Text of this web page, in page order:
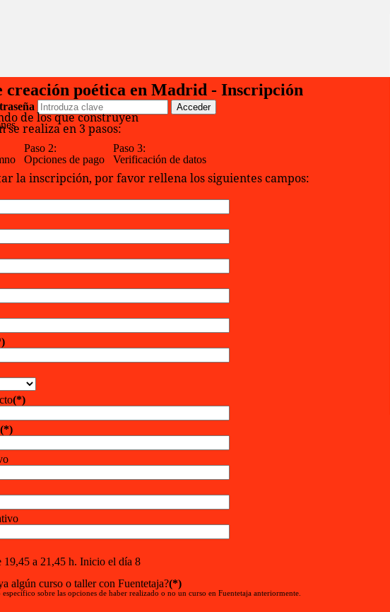
Acceder
creación poética en Madrid - Inscripción
de los que construyen
se realiza en 3 pasos:
Paso 2:
Opciones de pago
Paso 3:
Verificación de datos
la inscripción, por favor rellena los siguientes campos:
(*)
(*)
19,45 a 21,45 h. Inicio el día 8
algún curso o taller con Fuentetaja?(*)
específico sobre las opciones de haber realizado o no un curso en Fuentetaja anteriormente.